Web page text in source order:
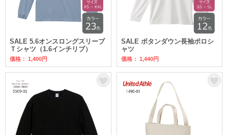
SALE 5.6オンスロングスリーブ
Ｔシャツ（1.6インチリブ）
価格： 1,400円
SALE ボタンダウン長袖ポロシ
ャツ
価格： 1,440円